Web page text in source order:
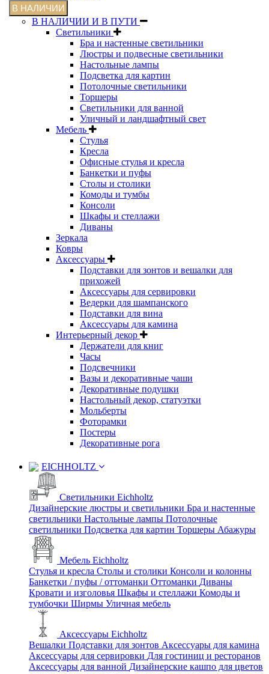
В НАЛИЧИИ
В НАЛИЧИИ И В ПУТИ
Светильники
Бра и настенные светильники
Люстры и подвесные светильники
Настольные лампы
Подсветка для картин
Потолочные светильники
Торшеры
Светильники для ванной
Уличный и ландшафтный свет
Мебель
Стулья
Кресла
Офисные стулья и кресла
Банкетки и пуфы
Столы и столики
Комоды и тумбы
Консоли
Шкафы и стеллажи
Диваны
Зеркала
Ковры
Аксессуары
Подставки для зонтов и вешалки для
прихожей
Аксессуары для сервировки
Ведерки для шампанского
Подставки для вина
Аксессуары для камина
Интерьерный декор
Держатели для книг
Часы
Подсвечники
Вазы и декоративные чаши
Декоративные подушки
Настольный декор, статуэтки
Мольберты
Фоторамки
Постеры
Декоративные рога
EICHHOLTZ
Светильники Eichholtz
Дизайнерские люстры и светильники Бра и настенные
светильники Настольные лампы Потолочные
светильники Подсветка для картин Торшеры Абажуры
Мебель Eichholtz
Стулья и кресла Столы и столики Консоли и колонны
Банкетки / пуфы / оттоманки Оттоманки Диваны
Кровати и изголовья Шкафы и стеллажи Комоды и
тумбочки Ширмы Уличная мебель
Аксессуары Eichholtz
Вешалки Подставки для зонтов Аксессуары для камина
Аксессуары для сервировки Для гостиниц и ресторанов
Аксессуары для ванной Дизайнерские кашпо для цветов